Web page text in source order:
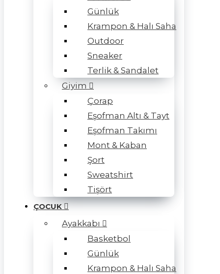
Günlük
Krampon & Halı Saha
Outdoor
Sneaker
Terlik & Sandalet
Giyim
Çorap
Eşofman Altı & Tayt
Eşofman Takımı
Mont & Kaban
Şort
Sweatshirt
Tişört
ÇOCUK
Ayakkabı
Basketbol
Günlük
Krampon & Halı Saha